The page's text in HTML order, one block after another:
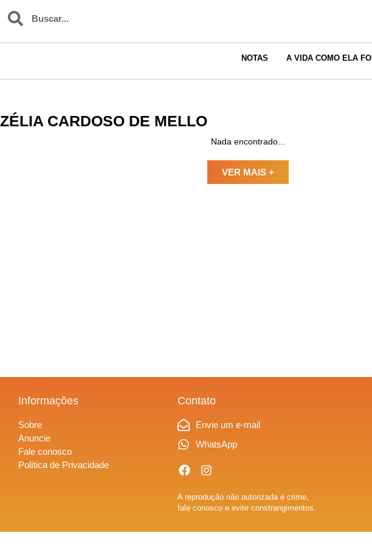
NOTAS A VIDA COMO ELA FOI
ZÉLIA CARDOSO DE MELLO
Nada encontrado...
VER MAIS +
Informações
Sobre
Anuncie
Fale conosco
Política de Privacidade
Contato
Envie um e-mail
WhatsApp
A reprodução não autorizada é crime,
fale conosco e evite constrangimentos.